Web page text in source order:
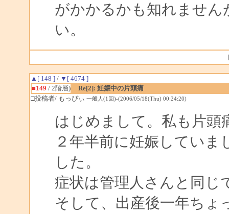
がかかるかも知れませ
い。
▲[ 148 ]/ ▼[ 4674 ]
■149 / 2階層)
Re[2]: 妊娠中の片頭痛
□投稿者/ もっぴぃ 一般人(1回)-(2006/05/18(Thu) 00:24:20)
はじめまして。私も片頭
２年半前に妊娠してい
した。
症状は管理人さんと同じ
そして、出産後一年ちょ